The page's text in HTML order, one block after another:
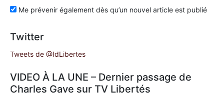
Me prévenir également dès qu’un nouvel article est publié
Twitter
Tweets de @IdLibertes
VIDEO À LA UNE – Dernier passage de
Charles Gave sur TV Libertés